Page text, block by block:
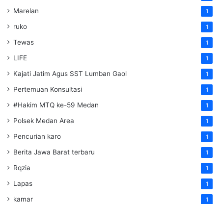
Marelan 1
ruko 1
Tewas 1
LIFE 1
Kajati Jatim Agus SST Lumban Gaol 1
Pertemuan Konsultasi 1
#Hakim MTQ ke-59 Medan 1
Polsek Medan Area 1
Pencurian karo 1
Berita Jawa Barat terbaru 1
Rqzia 1
Lapas 1
kamar 1